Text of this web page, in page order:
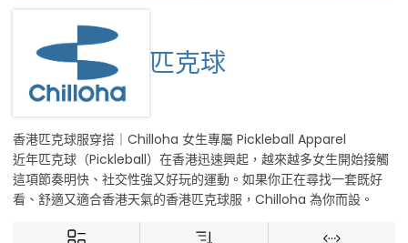
匹克球
香港匹克球服穿搭｜Chilloha 女生專屬 Pickleball Apparel
近年匹克球（Pickleball）在香港迅速興起，越來越多女生開始接觸
這項節奏明快、社交性強又好玩的運動。如果你正在尋找一套既好
看、舒適又適合香港天氣的香港匹克球服，Chilloha 為你而設。